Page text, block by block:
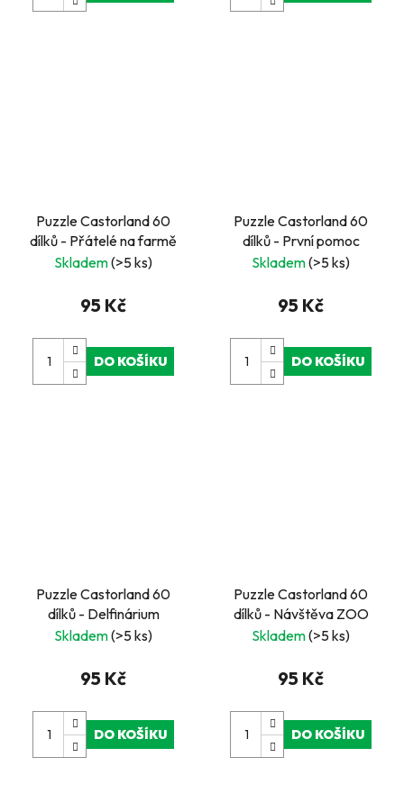
Puzzle Castorland 60
dílků - Přátelé na farmě
Skladem(>5 ks)
95 Kč
DO KOŠÍKU
Puzzle Castorland 60
dílků - První pomoc
Skladem(>5 ks)
95 Kč
DO KOŠÍKU
Puzzle Castorland 60
dílků - Delfinárium
Skladem(>5 ks)
95 Kč
DO KOŠÍKU
Puzzle Castorland 60
dílků - Návštěva ZOO
Skladem(>5 ks)
95 Kč
DO KOŠÍKU